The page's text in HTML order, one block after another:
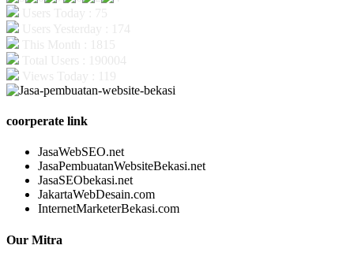
coorperate link
JasaWebSEO.net
JasaPembuatanWebsiteBekasi.net
JasaSEObekasi.net
JakartaWebDesain.com
InternetMarketerBekasi.com
Our Mitra